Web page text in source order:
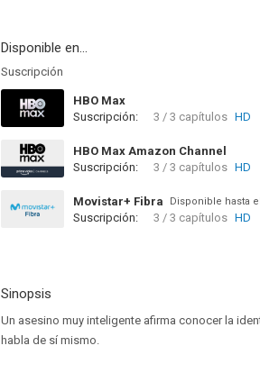
Disponible en...
Suscripción
HBO Max
Suscripción:
3 / 3 capítulos HD
HBO Max Amazon Channel
Suscripción:
3 / 3 capítulos HD
Movistar+ Fibra Disponible hasta
Suscripción: 3 / 3 capítulos HD
Sinopsis
Un asesino muy inteligente afirma conocer la
habla de sí mismo.